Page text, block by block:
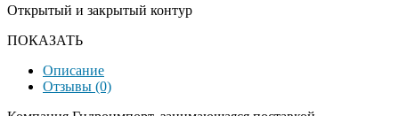
Открытый и закрытый контур
ПОКАЗАТЬ
Описание
Отзывы (0)